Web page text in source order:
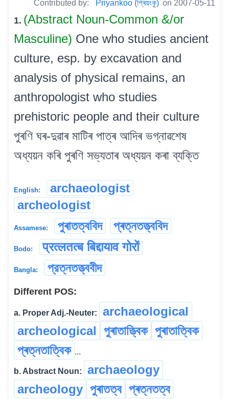
Contributed by: Priyankoo (প্ৰিয়ংকু) on 2007-05-11
1. (Abstract Noun-Common &/or
Masculine) One who studies ancient
culture, esp. by excavation and
analysis of physical remains, an
anthropologist who studies
prehistoric people and their culture
পুৰণি ঘৰ-দুৱাৰ মাটিৰ পাত্ৰ আদিৰ ভগ্নাৱশেষ
অধ্যয়ন কৰি পুৰণি সভ্যতাৰ অধ্যয়ন কৰা ব্যক্তি
English:
archaeologist
archeologist
Assamese: পুৰাতত্ববিদ প্ৰত্নতত্ত্ববিদ
Bodo: प्रत्लतत्ब बिद्दायाव गोरों
Bangla: প্রত্নতত্ত্ববীদ
Different POS:
a. Proper Adj.-Neuter:
archaeological
archeological পুৰাতাত্ত্বিক পুৰাতাত্বিক
প্ৰত্নতাত্বিক ...
b. Abstract Noun:
archaeology
archeology পুৰাতত্ব প্ৰত্নতত্ব